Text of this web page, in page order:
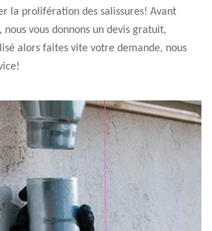
la prolifération des salissures! Avant
vous donnons un devis gratuit,
alors faites vite votre demande, nous